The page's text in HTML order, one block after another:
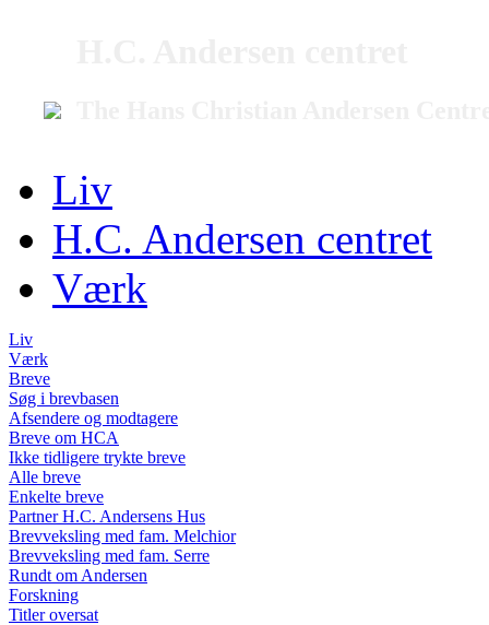
Liv
H.C. Andersen centret
Værk
Liv
Værk
Breve
Søg i brevbasen
Afsendere og modtagere
Breve om HCA
Ikke tidligere trykte breve
Alle breve
Enkelte breve
Partner H.C. Andersens Hus
Brevveksling med fam. Melchior
Brevveksling med fam. Serre
Rundt om Andersen
Forskning
Titler oversat